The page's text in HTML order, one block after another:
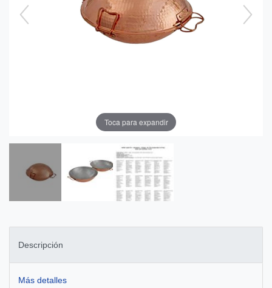
Toca para expandir
Descripción
Más detalles